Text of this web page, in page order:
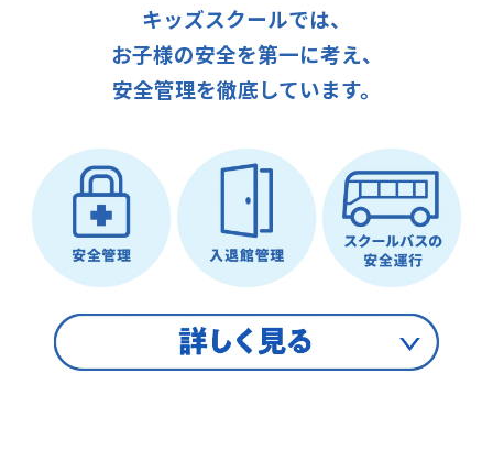
キッズスクールでは、
お子様の安全を第一に考え、
安全管理を徹底しています。